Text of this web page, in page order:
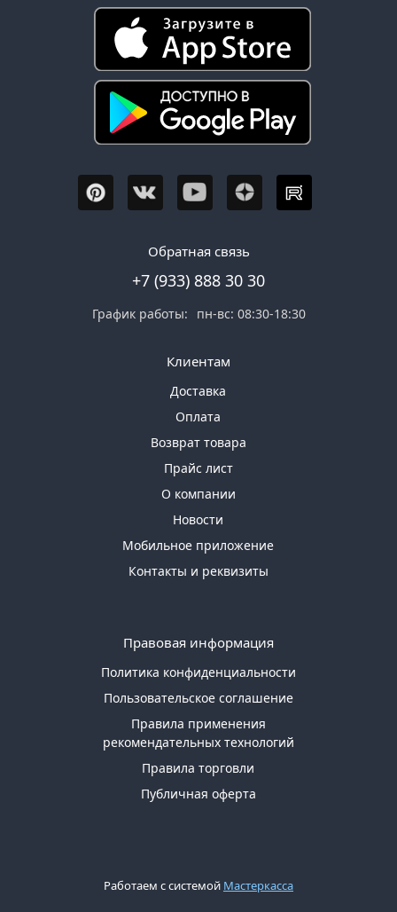
Обратная связь
+7 (933) 888 30 30
График работы: пн-вс: 08:30-18:30
Клиентам
Доставка
Оплата
Возврат товара
Прайс лист
О компании
Новости
Мобильное приложение
Контакты и реквизиты
Правовая информация
Политика конфиденциальности
Пользовательское соглашение
Правила применения
рекомендательных технологий
Правила торговли
Публичная оферта
Работаем с системой Мастеркасса